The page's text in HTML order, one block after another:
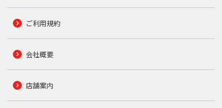
ご利用規約
会社概要
店舗案内